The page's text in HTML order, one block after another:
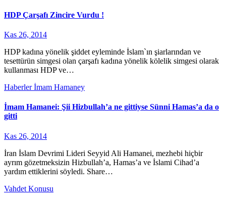
HDP Çarşafı Zincire Vurdu !
Kas 26, 2014
HDP kadına yönelik şiddet eyleminde İslam`ın şiarlarından ve
tesettürün simgesi olan çarşafı kadına yönelik kölelik simgesi olarak
kullanması HDP ve…
Haberlerİmam Hamaney
İmam Hamanei: Şii Hizbullah’a ne gittiyse Sünni Hamas’a da o
gitti
Kas 26, 2014
İran İslam Devrimi Lideri Seyyid Ali Hamanei, mezhebi hiçbir
ayrım gözetmeksizin Hizbullah’a, Hamas’a ve İslami Cihad’a
yardım ettiklerini söyledi. Share…
Vahdet Konusu